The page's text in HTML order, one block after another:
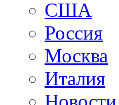
США
Россия
Москва
Италия